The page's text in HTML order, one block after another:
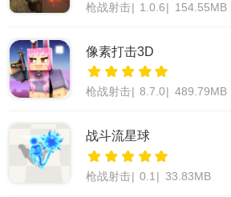
枪战射击| 1.0.6 | 154.55MB
像素打击3D
枪战射击 8.7.0 489.79MB
战斗流星球
枪战射击 0.1 33.83MB